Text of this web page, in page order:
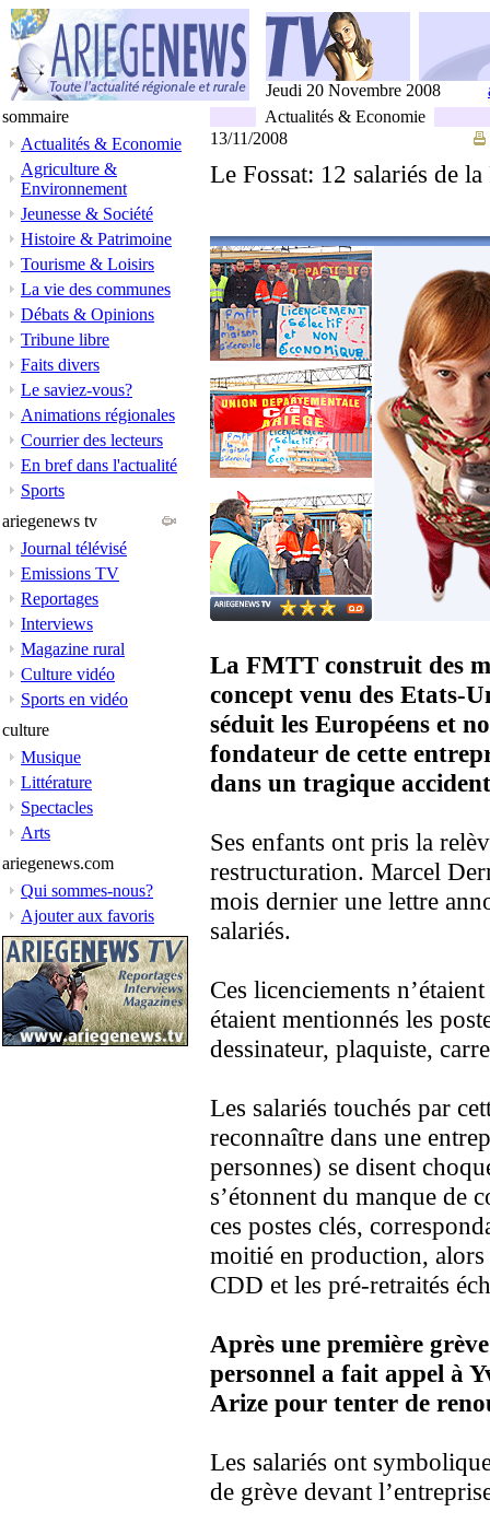
Jeudi 20 Novembre 2008
sommaire
Actualités & Economie
Agriculture &
Environnement
Jeunesse & Société
Histoire & Patrimoine
Tourisme & Loisirs
La vie des communes
Débats & Opinions
Tribune libre
Faits divers
Le saviez-vous?
Animations régionales
Courrier des lecteurs
En bref dans l'actualité
Sports
ariegenews tv
Journal télévisé
Emissions TV
Reportages
Interviews
Magazine rural
Culture vidéo
Sports en vidéo
culture
Musique
Littérature
Spectacles
Arts
ariegenews.com
Qui sommes-nous?
Ajouter aux favoris
Actualités & Economie
13/11/2008
Le Fossat: 12 salariés de
La FMTT construit des
concept venu des Etats-
séduit les Européens et
fondateur de cette
dans un tragique
Ses enfants ont pris la
restructuration. Marcel
mois dernier une lettre
salariés.
Ces licenciements
étaient mentionnés les
dessinateur, plaquiste,
Les salariés touchés par
reconnaître dans une
personnes) se disent
s’étonnent du manque de
ces postes clés,
moitié en production,
CDD et les pré-retraités
Après une première
personnel a fait appel à
Arize pour tenter de
Les salariés ont
de grève devant